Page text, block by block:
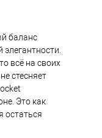
баланс
всё на своих
стесняет
Это как
остаться